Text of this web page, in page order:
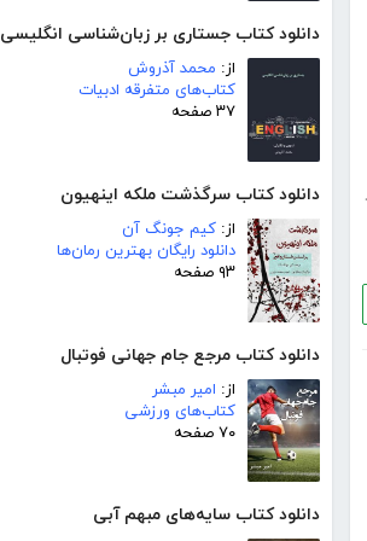
دانلود کتاب جستاری بر زبان‌شناسی انگلیسی
از: محمد آذروش
کتاب‌های متفرقه ادبیات
۳۷ صفحه
دانلود کتاب سرگذشت ملکه اینهیون
از: کیم جونگ آن
دانلود رایگان بهترین رمان‌ها
۹۳ صفحه
دانلود کتاب مرجع جام جهانی فوتبال
از: امیر مبشر
کتاب‌های ورزشی
۷۰ صفحه
دانلود کتاب سایه‌های مبهم آبی